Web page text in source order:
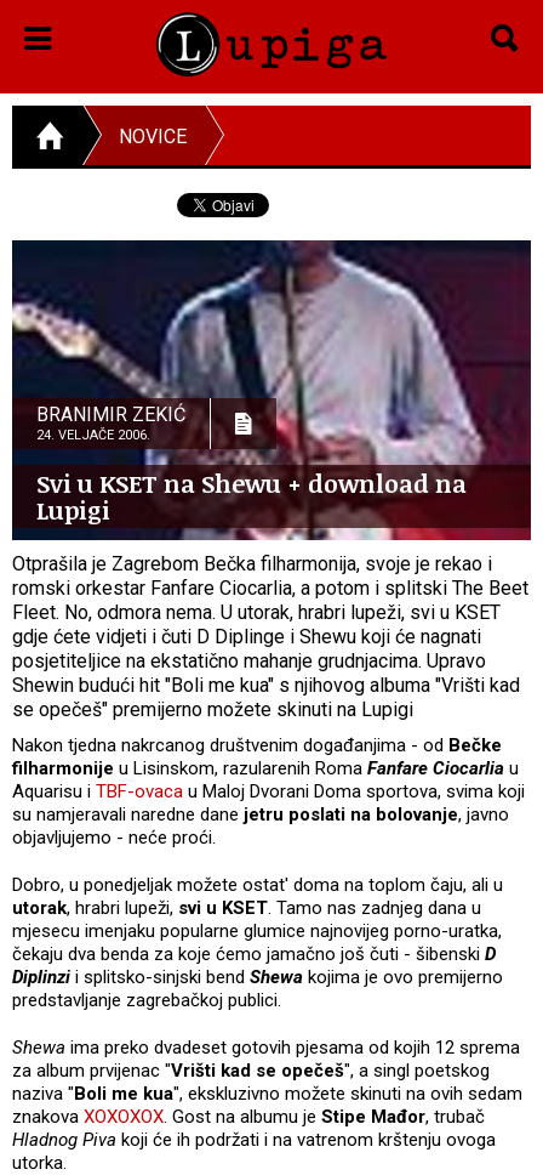
NOVICE
BRANIMIR ZEKIĆ
24. VELJAČE 2006.
Svi u KSET na Shewu + download na
Lupigi
Otprašila je Zagrebom Bečka filharmonija, svoje je rekao i
romski orkestar Fanfare Ciocarlia, a potom i splitski The Beet
Fleet. No, odmora nema. U utorak, hrabri lupeži, svi u KSET
gdje ćete vidjeti i čuti D Diplinge i Shewu koji će nagnati
posjetiteljice na ekstatično mahanje grudnjacima. Upravo
Shewin budući hit "Boli me kua" s njihovog albuma "Vrišti kad
se opečeš" premijerno možete skinuti na Lupigi
Nakon tjedna nakrcanog društvenim događanjima - od Bečke
filharmonije u Lisinskom, razularenih Roma Fanfare Ciocarlia u
Aquarisu i TBF-ovaca u Maloj Dvorani Doma sportova, svima koji
su namjeravali naredne dane jetru poslati na bolovanje, javno
objavljujemo - neće proći.
Dobro, u ponedjeljak možete ostat' doma na toplom čaju, ali u
utorak, hrabri lupeži, svi u KSET. Tamo nas zadnjeg dana u
mjesecu imenjaku popularne glumice najnovijeg porno-uratka,
čekaju dva benda za koje ćemo jamačno još čuti - šibenski D
Diplinzi i splitsko-sinjski bend Shewa kojima je ovo premijerno
predstavljanje zagrebačkoj publici.
Shewa ima preko dvadeset gotovih pjesama od kojih 12 sprema
za album prvijenac "Vrišti kad se opečeš", a singl poetskog
naziva "Boli me kua", ekskluzivno možete skinuti na ovih sedam
znakova XOXOXOX. Gost na albumu je Stipe Mađor, trubač
Hladnog Piva koji će ih podržati i na vatrenom krštenju ovoga
utorka.